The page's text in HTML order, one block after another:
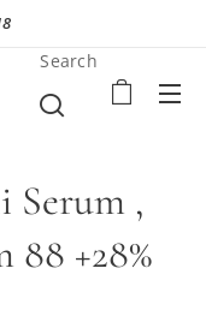
Search
Serum ,
88 +28%